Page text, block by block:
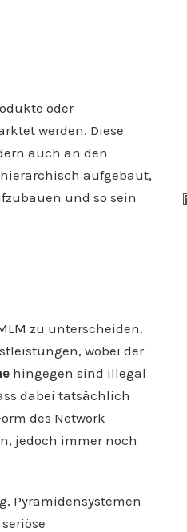
oder
werden. Diese
auch an den
aufgebaut,
und so sein
zu unterscheiden.
wobei der
hingegen sind illegal
dabei tatsächlich
des Network
jedoch immer noch
Pyramidensystemen